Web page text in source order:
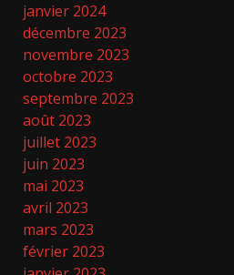
janvier 2024
décembre 2023
novembre 2023
octobre 2023
septembre 2023
août 2023
juillet 2023
juin 2023
mai 2023
avril 2023
mars 2023
février 2023